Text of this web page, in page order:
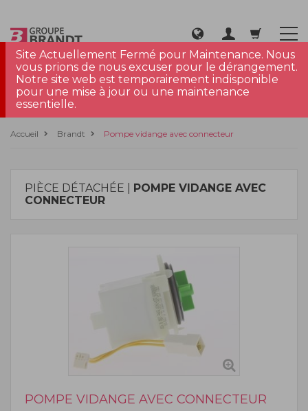
Site Actuellement Fermé pour Maintenance. Nous
vous prions de nous excuser pour le dérangement.
Notre site web est temporairement indisponible
pour une mise à jour ou une maintenance
essentielle.
Accueil Brandt Pompe vidange avec connecteur
PIÈCE DÉTACHÉE | POMPE VIDANGE AVEC
CONNECTEUR
POMPE VIDANGE AVEC CONNECTEUR